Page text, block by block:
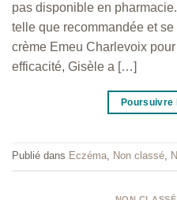
pas disponible en
telle que recommandée et
crème Emeu Charlevoix
efficacité, Gisèle a […]
Poursuivre
Publié dans Eczéma, Non classé,